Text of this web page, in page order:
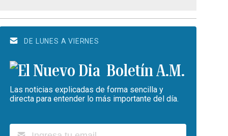
DE LUNES A VIERNES
Boletín A.M.
Las noticias explicadas de forma sencilla y
directa para entender lo más importante del día.